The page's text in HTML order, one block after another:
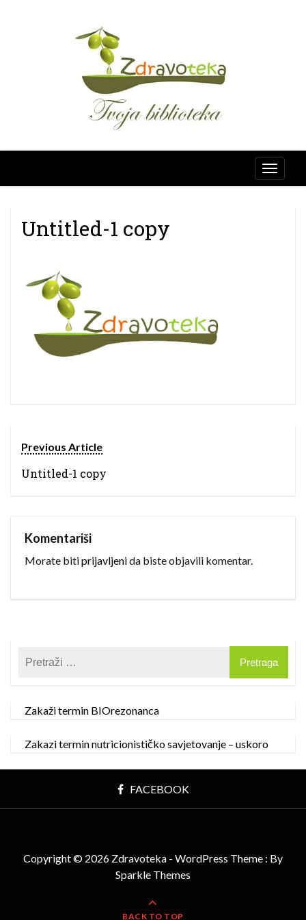
Untitled-1 copy
Previous Article
Untitled-1 copy
Komentariši
Morate bitiprijavljenida biste objavili komentar.
Zakaži termin BIOrezonanca
Zakazi termin nutricionističko savjetovanje – uskoro
FACEBOOK
Copyright © 2026 Zdravoteka - WordPress Theme : By
Sparkle Themes
BACK TO TOP